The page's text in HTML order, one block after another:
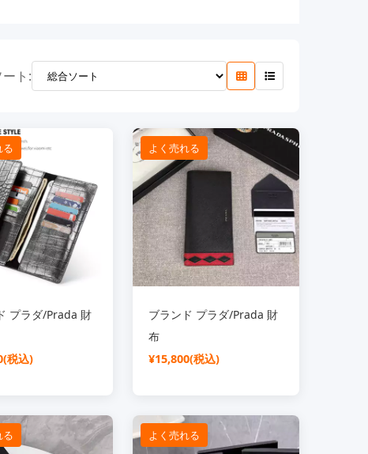
ート:
る
プラダ/Prada 財
税込)
よく売れる
ブランド プラダ/Prada 財
布
¥15,800(税込)
る よく売れる